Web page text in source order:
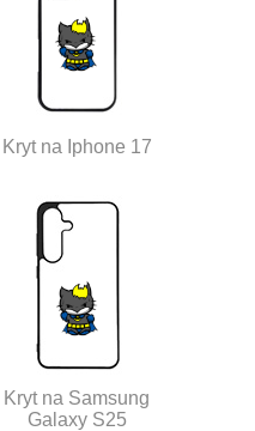
Kryt na Iphone 17
Kryt na Samsung
Galaxy S25